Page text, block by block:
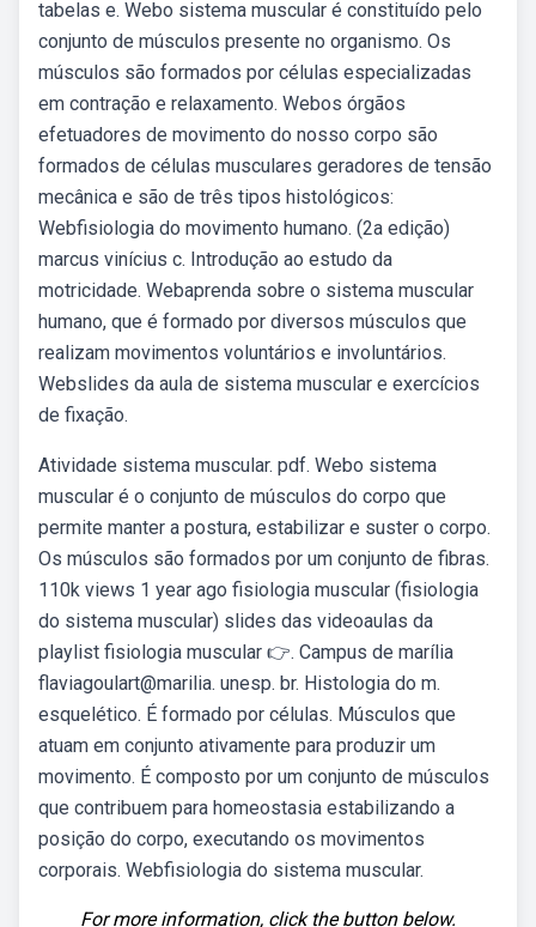
tabelas e. Webo sistema muscular é constituído pelo
conjunto de músculos presente no organismo. Os
músculos são formados por células especializadas
em contração e relaxamento. Webos órgãos
efetuadores de movimento do nosso corpo são
formados de células musculares geradores de tensão
mecânica e são de três tipos histológicos:
Webfisiologia do movimento humano. (2a edição)
marcus vinícius c. Introdução ao estudo da
motricidade. Webaprenda sobre o sistema muscular
humano, que é formado por diversos músculos que
realizam movimentos voluntários e involuntários.
Webslides da aula de sistema muscular e exercícios
de fixação.
Atividade sistema muscular. pdf. Webo sistema
muscular é o conjunto de músculos do corpo que
permite manter a postura, estabilizar e suster o corpo.
Os músculos são formados por um conjunto de fibras.
110k views 1 year ago fisiologia muscular (fisiologia
do sistema muscular) slides das videoaulas da
playlist fisiologia muscular 👉. Campus de marília
flaviagoulart@marilia. unesp. br. Histologia do m.
esquelético. É formado por células. Músculos que
atuam em conjunto ativamente para produzir um
movimento. É composto por um conjunto de músculos
que contribuem para homeostasia estabilizando a
posição do corpo, executando os movimentos
corporais. Webfisiologia do sistema muscular.
For more information, click the button below.